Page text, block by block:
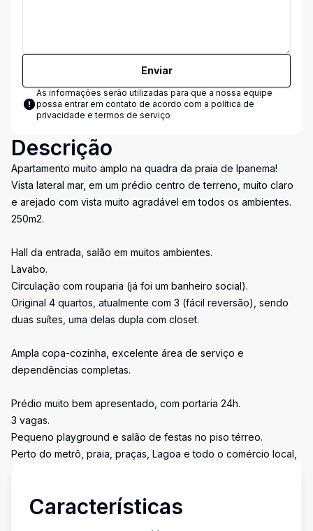
Enviar
As informações serão utilizadas para que a nossa equipe
possa entrar em contato de acordo com a política de
privacidade e termos de serviço
Descrição
Apartamento muito amplo na quadra da praia de Ipanema!
Vista lateral mar, em um prédio centro de terreno, muito claro
e arejado com vista muito agradável em todos os ambientes.
250m2.
Hall da entrada, salão em muitos ambientes.
Lavabo.
Circulação com rouparia (já foi um banheiro social).
Original 4 quartos, atualmente com 3 (fácil reversão), sendo
duas suítes, uma delas dupla com closet.
Ampla copa-cozinha, excelente área de serviço e
dependências completas.
Prédio muito bem apresentado, com portaria 24h.
3 vagas.
Pequeno playground e salão de festas no piso térreo.
Perto do metrô, praia, praças, Lagoa e todo o comércio local,
Características